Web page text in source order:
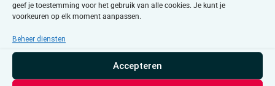
geef je toestemming voor het gebruik van alle cookies. Je kunt je
voorkeuren op elk moment aanpassen.
Beheer diensten
Accepteren